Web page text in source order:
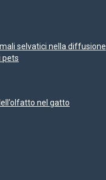
selvatici nella diffusione
pets
nel gatto